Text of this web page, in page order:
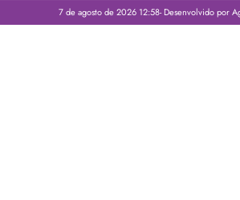
7 de agosto de 2026 12:58- Desenvolvido por